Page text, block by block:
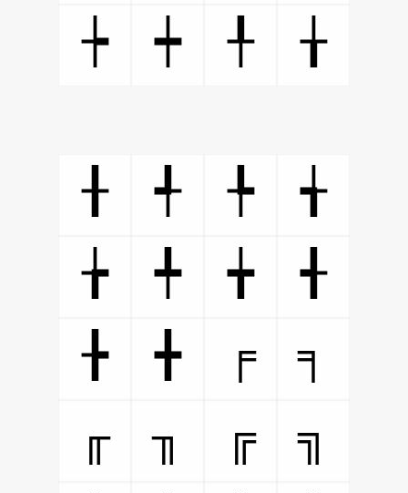
┾ ┿ ╀ ╁
╂ ╃ ╄
╅
╆
╇ ╈
╉
╊
╋ ╒
╕
╓
╖ ╔
╗